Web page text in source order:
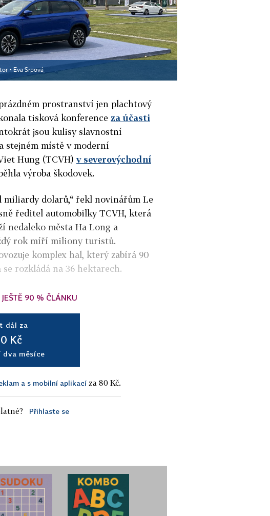
▪ Eva Srpová
prostranství jen plachtový
tisková konference za účasti
jsou kulisy slavnostní
stejném místě v moderní
Hung (TCVH)v severovýchodní
výroba škodovek.
miliardy dolarů,“ řekl novinářům Le
ředitel automobilky TCVH, která
nedaleko města Ha Long a
rok míří miliony turistů.
komplex hal, který zabírá 90
rozkládá na 36 hektarech.
90 % ČLÁNKU
dál za
Kč
dva měsíce
a s mobilní aplikací za 80 Kč.
Přihlaste se